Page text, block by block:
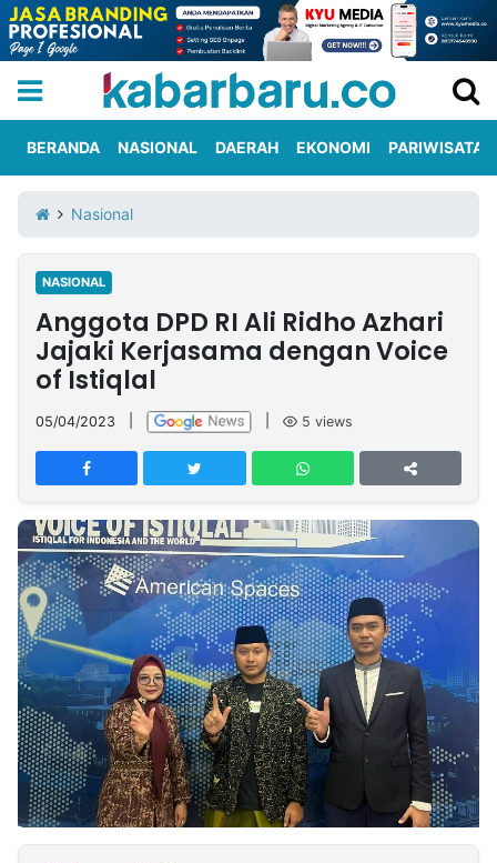
Iklan
Berita
Kami
Nasional
International
Olahraga
Entertainment
Daerah
Pariwisata
Kuliner
Kolom
Network
PT
TREETAN
INDONESIA
Partner
Insight
NTB
Suara
Time
Lens
IDN
Daily
Jogja
Jalan
Rakyat
Idealita
News
Kita
Notice
Dinamikapost.com
Radar
Baru
Seedbacklink
Follow
Kabarbaru
BERANDA NASIONAL DAERAH EKONOMI PARIWISATA
Nasional
NASIONAL
Anggota DPD RI Ali Ridho Azhari
Jajaki Kerjasama dengan Voice
of Istiqlal
05/04/2023 5 views